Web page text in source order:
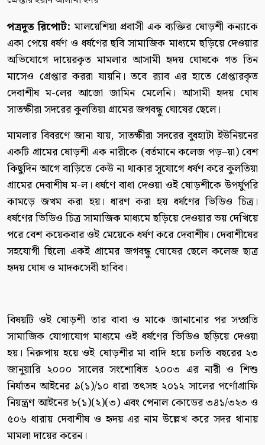
পত্রদূত রিপোর্ট: মালয়েশিয়া প্রবাসী এক ব্যক্তির ষোড়শী কন্যাকে
একা পেয়ে ধর্ষণ ও ধর্ষণের ছবি সামাজিক মাধ্যমে ছড়িয়ে দেওয়ার
অভিযোগে দায়েরকৃত মামলার আসামী হৃদয় ঘোষকে গত তিন
মাসেও গ্রেপ্তার কররা যায়নি। তবে র‌্যাব এর হাতে গ্রেপ্তারকৃত
দেবাশীষ ম-লের আজো জামিন মেলেনি। আসামী হৃদয় ঘোষ
সাতক্ষীরা সদরের কুলতিয়া গ্রামের জগবন্ধু ঘোষের ছেলে।
মামলার বিবরণে জানা যায়, সাতক্ষীরা সদরের বুধহাটা ইউনিয়নের
একটি গ্রামের ষোড়শী এক নারীকে (বর্তমানে কলেজ পড়–য়া) বেশ
কিছুদিন আগে বাড়িতে কেউ না থাকার সূযোগে ধর্ষণ করে কুলতিয়া
গ্রামের দেবাশীষ ম-ল। ধর্ষণে বাধা দেওয়া ওই ষোড়শীকে উপর্যুপরি
কামড়ে জখম করা হয়। ধারণ করা হয় ধর্ষণের ভিডিও চিত্র।
ধর্ষণের ভিডিও চিত্র সামাজিক মাধ্যমে ছড়িয়ে দেওয়ার ভয় দেখিয়ে
পরে বেশ কয়েকবার ওই মেয়েকে ধর্ষণ করে দেবাশীষ। দেবাশীষের
সহযোগী ছিলো একই গ্রামের জগবন্ধু ঘোষের ছেলে কলেজ ছাত্র
হৃদয় ঘোষ ও মাদকসেবী হাবিব।
বিষয়টি ওই ষোড়শী তার বাবা ও মাকে জানানোর পর সম্প্রতি
সামাজিক যোগাযোগ মাধ্যমে ওই ধর্ষণের ভিডিও ছড়িয়ে দেওয়া
হয়। নিরুপায় হয়ে ওই ষোড়শীর মা বাদি হয়ে চলতি বছরের ২৩
জানুয়ারি ২০০০ সালের সংশোধিত ২০০৩ এর নারী ও শিশু
নির্যাতন আইনের ৯(১)/১০ ধারা তৎসহ ২০১২ সালের পর্ণোগ্রাফি
নিয়ন্ত্রণ আইনের ৮(১)(২)(৩) এবং পেনাল কোডের ৩৪১/৩২৩ ও
৫০৬ ধারায় দেবাশীষ ও হৃদয় এর নাম উল্লেখ করে সদর থানায়
মামলা দায়ের করেন।